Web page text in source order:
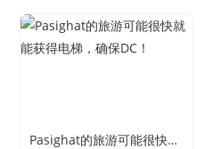
Pasighat的旅游可能很快就能获得电梯，确保DC！